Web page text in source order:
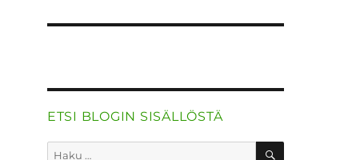
ETSI BLOGIN SISÄLLÖSTÄ
Etsi: HAKU